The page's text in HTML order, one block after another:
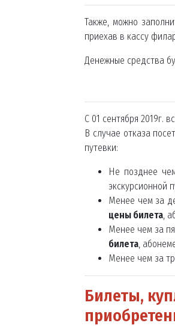
Также, можно
приехав в кассу
Денежные средства
С 01 сентября 2019г.
В случае отказа
путевки:
Не позднее
экскурсионной
Менее чем за
цены билета,
Менее чем за
билета,
Менее чем за
Билеты,